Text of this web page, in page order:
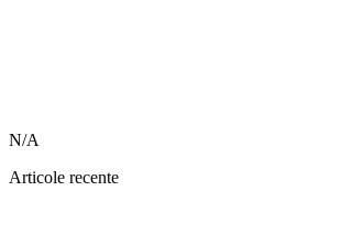
N/A
Articole recente